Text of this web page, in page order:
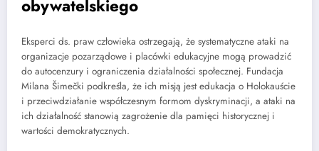
obywatelskiego
Eksperci ds. praw człowieka ostrzegają, że systematyczne ataki na
organizacje pozarządowe i placówki edukacyjne mogą prowadzić
do autocenzury i ograniczenia działalności społecznej. Fundacja
Milana Šimečki podkreśla, że ich misją jest edukacja o Holokauście
i przeciwdziałanie współczesnym formom dyskryminacji, a ataki na
ich działalność stanowią zagrożenie dla pamięci historycznej i
wartości demokratycznych.